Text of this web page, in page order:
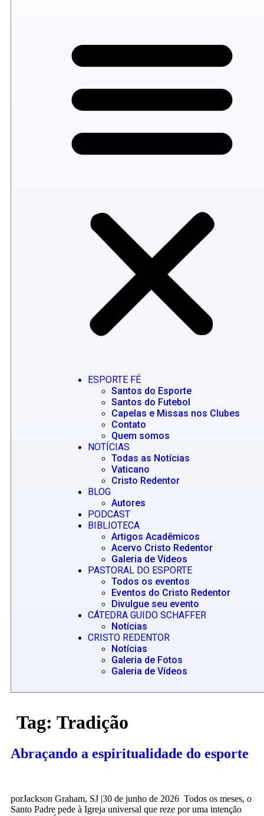
ESPORTE FÉ
Santos do Esporte
Santos do Futebol
Capelas e Missas nos Clubes
Contato
Quem somos
NOTÍCIAS
Todas as Notícias
Vaticano
Cristo Redentor
BLOG
Autores
PODCAST
BIBLIOTECA
Artigos Acadêmicos
Acervo Cristo Redentor
Galeria de Vídeos
PASTORAL DO ESPORTE
Todos os eventos
Eventos do Cristo Redentor
Divulgue seu evento
CÁTEDRA GUIDO SCHAFFER
Notícias
CRISTO REDENTOR
Notícias
Galeria de Fotos
Galeria de Vídeos
Tag: Tradição
Abraçando a espiritualidade do esporte
porJackson Graham, SJ |30 de junho de 2026 Todos os meses, o
Santo Padre pede à Igreja universal que reze por uma intenção